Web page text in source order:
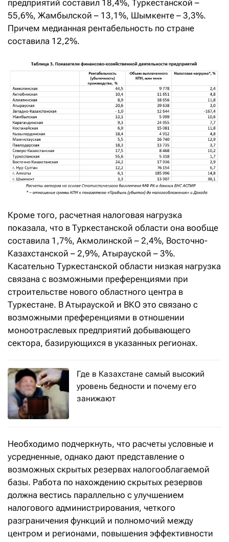
предприятий составил 18,4%, Туркестанской –
55,6%, Жамбылской – 13,1%, Шымкенте – 3,3%.
Причем медианная рентабельность по стране
составила 12,2%.
Кроме того, расчетная налоговая нагрузка
показала, что в Туркестанской области она вообще
составила 1,7%, Акмолинской – 2,4%, Восточно-
Казахстанской – 2,9%, Атырауской – 3%.
Касательно Туркестанской области низкая нагрузка
связана с возможными преференциями при
строительстве нового областного центра в
Туркестане. В Атырауской и ВКО это связано с
возможными преференциями в отношении
моноотраслевых предприятий добывающего
сектора, базирующихся в указанных регионах.
Где в Казахстане самый высокий
уровень бедности и почему его
занижают
Необходимо подчеркнуть, что расчеты условные и
усредненные, однако дают представление о
возможных скрытых резервах налогооблагаемой
базы. Работа по нахождению скрытых резервов
должна вестись параллельно с улучшением
налогового администрирования, четкого
разграничения функций и полномочий между
центром и регионами, повышения эффективности